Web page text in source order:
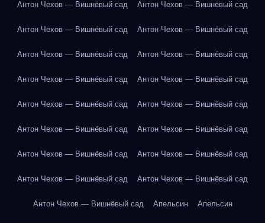
Антон Чехов — Вишнёвый сад Антон Чехов — Вишнёвый сад
Антон Чехов — Вишнёвый сад Антон Чехов — Вишнёвый сад
Антон Чехов — Вишнёвый сад Антон Чехов — Вишнёвый сад
Антон Чехов — Вишнёвый сад Антон Чехов — Вишнёвый сад
Антон Чехов — Вишнёвый сад Антон Чехов — Вишнёвый сад
Антон Чехов — Вишнёвый сад Антон Чехов — Вишнёвый сад
Антон Чехов — Вишнёвый сад Антон Чехов — Вишнёвый сад
Антон Чехов — Вишнёвый сад Антон Чехов — Вишнёвый сад
Антон Чехов — Вишнёвый сад Апельсин Апельсин